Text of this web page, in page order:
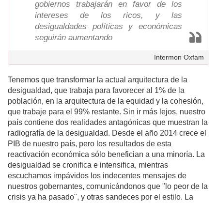
gobiernos trabajarán en favor de los
intereses de los ricos, y las
desigualdades políticas y económicas
seguirán aumentando
Intermon Oxfam
Tenemos que transformar la actual arquitectura de la
desigualdad, que trabaja para favorecer al 1% de la
población, en la arquitectura de la equidad y la cohesión,
que trabaje para el 99% restante. Sin ir más lejos, nuestro
país contiene dos realidades antagónicas que muestran la
radiografía de la desigualdad. Desde el año 2014 crece el
PIB de nuestro país, pero los resultados de esta
reactivación económica sólo benefician a una minoría. La
desigualdad se cronifica e intensifica, mientras
escuchamos impávidos los indecentes mensajes de
nuestros gobernantes, comunicándonos que "lo peor de la
crisis ya ha pasado", y otras sandeces por el estilo. La